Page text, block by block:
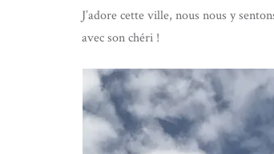
J’adore cette ville, nous nous y
avec son chéri !